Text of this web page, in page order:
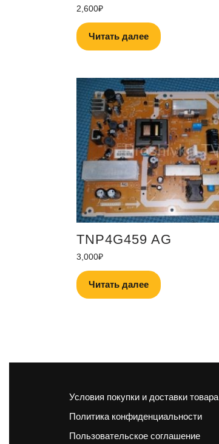
2,600₽
Читать далее
TNP4G459 AG
3,000₽
Читать далее
Условия покупки и доставки товара
Политика конфиденциальности
Пользовательское соглашение